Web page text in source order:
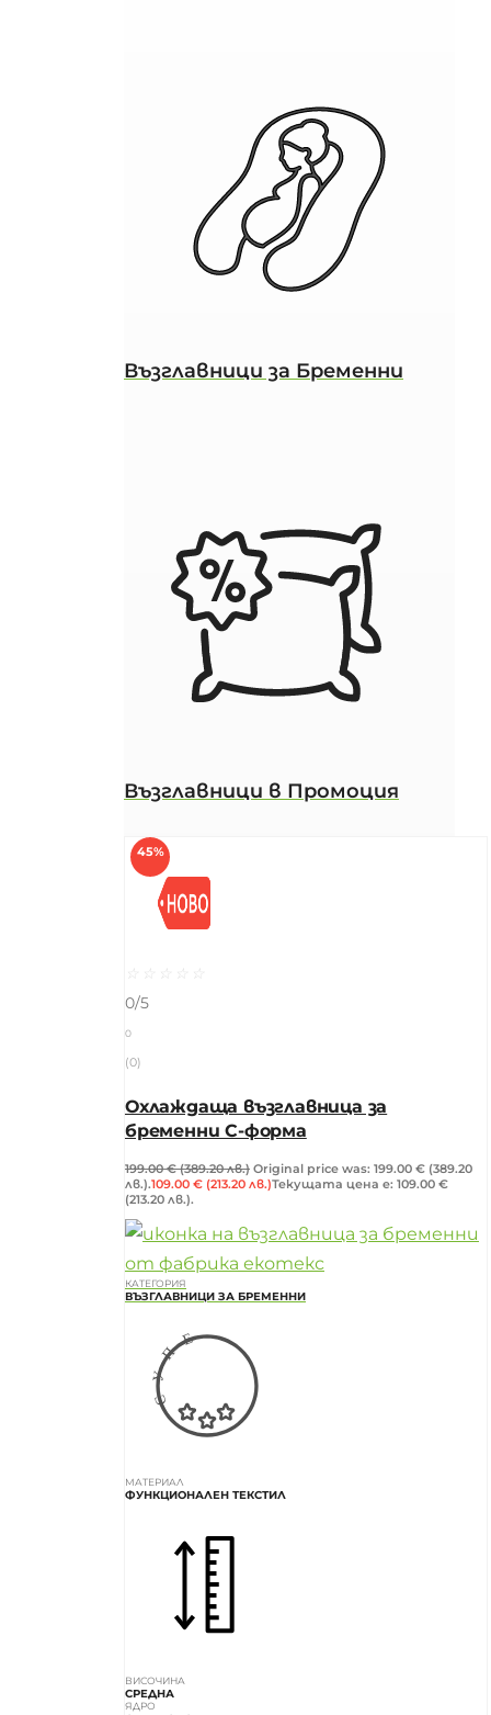
Възглавници за Бременни
Възглавници в Промоция
45%
☆ ☆ ☆ ☆
☆
0/5
0
(0)
Охлаждаща възглавница за
бременни C-форма
199.00€ (389.20 лв.) Original price was: 199.00 € (389.20
лв.).109.00 € (213.20 лв.)Текущата цена е: 109.00 €
(213.20 лв.).
КАТЕГОРИЯ
ВЪЗГЛАВНИЦИ ЗА БРЕМЕННИ
МАТЕРИАЛ
ФУНКЦИОНАЛЕН ТЕКСТИЛ
ВИСОЧИНА
СРЕДНА
ЯДРО